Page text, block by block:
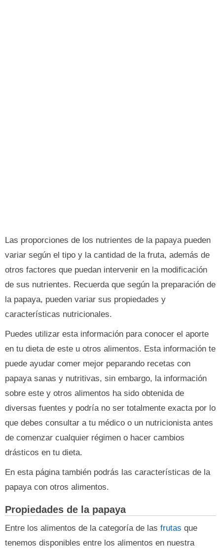
Las proporciones de los nutrientes de la papaya pueden
variar según el tipo y la cantidad de la fruta, además de
otros factores que puedan intervenir en la modificación
de sus nutrientes. Recuerda que según la preparación de
la papaya, pueden variar sus propiedades y
características nutricionales.
Puedes utilizar esta información para conocer el aporte
en tu dieta de este u otros alimentos. Esta información te
puede ayudar comer mejor peparando recetas con
papaya sanas y nutritivas, sin embargo, la información
sobre este y otros alimentos ha sido obtenida de
diversas fuentes y podría no ser totalmente exacta por lo
que debes consultar a tu médico o un nutricionista antes
de comenzar cualquier régimen o hacer cambios
drásticos en tu dieta.
En esta página también podrás las características de la
papaya con otros alimentos.
Propiedades de la papaya
Entre los alimentos de la categoría de las frutas que
tenemos disponibles entre los alimentos en nuestra